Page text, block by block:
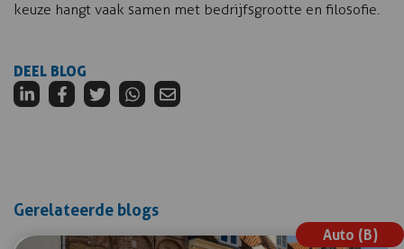
keuze hangt vaak samen met bedrijfsgrootte en filosofie.
DEEL BLOG
Gerelateerde blogs
Auto (B)